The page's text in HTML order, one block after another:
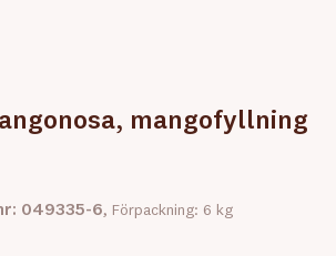
mangofyllning
049335-6, Förpackning: 6 kg